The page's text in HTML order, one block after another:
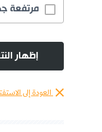
مرتفعة
إظهار
العودة إلى